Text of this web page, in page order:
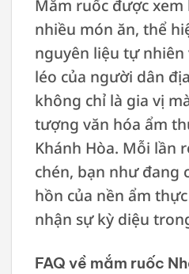
Mắm ruốc được xem
nhiều món ăn, thể
nguyên liệu tự nhiên
léo của người dân
không chỉ là gia vị
tượng văn hóa ẩm
Khánh Hòa. Mỗi lần
chén, bạn như đang
hồn của nền ẩm
nhận sự kỳ diệu
FAQ về mắm ruốc